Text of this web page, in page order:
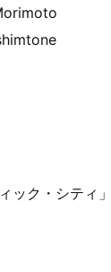
ック・シティ